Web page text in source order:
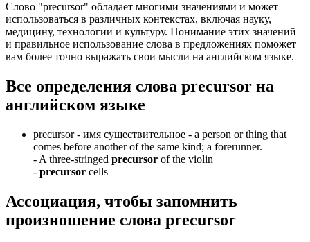
Слово "precursor" обладает многими значениями и может
использоваться в различных контекстах, включая науку,
медицину, технологии и культуру. Понимание этих значений
и правильное использование слова в предложениях поможет
вам более точно выражать свои мысли на английском языке.
Все определения слова precursor на
английском языке
precursor - имя существительное - a person or thing that
comes before another of the same kind; a forerunner.
- A three-stringed precursor of the violin
- precursor cells
Ассоциация, чтобы запомнить
произношение слова precursor